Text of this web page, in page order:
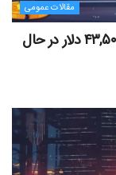
مقالات عمومی
مایکل ترپین: متاسفم، بیت‌کوین به سمت ۴۳,۵۰۰ دلار در حال